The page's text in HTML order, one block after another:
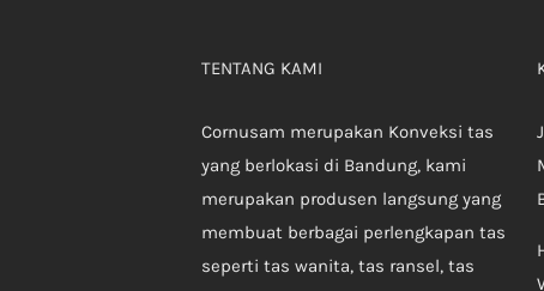
TENTANG KAMI
Cornusam merupakan Konveksi tas
yang berlokasi di Bandung, kami
merupakan produsen langsung yang
membuat berbagai perlengkapan tas
seperti tas wanita, tas ransel, tas